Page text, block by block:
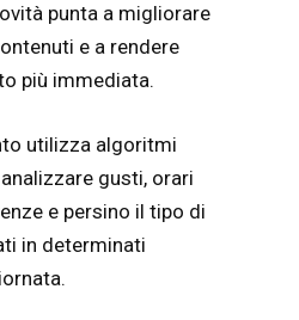
punta a migliorare
e a rendere
più immediata.
utilizza algoritmi
gusti, orari
e persino il tipo di
in determinati